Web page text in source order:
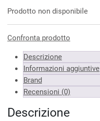
Prodotto non disponibile
Confronta prodotto
Descrizione
Informazioni aggiuntive
Brand
Recensioni (0)
Descrizione